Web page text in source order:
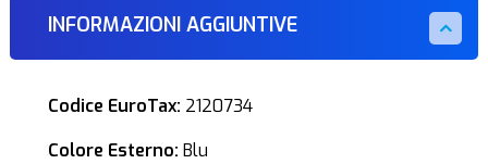
INFORMAZIONI AGGIUNTIVE
Codice EuroTax: 2120734
Colore Esterno: Blu